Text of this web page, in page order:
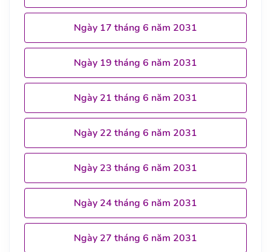
Ngày 17 tháng 6 năm 2031
Ngày 19 tháng 6 năm 2031
Ngày 21 tháng 6 năm 2031
Ngày 22 tháng 6 năm 2031
Ngày 23 tháng 6 năm 2031
Ngày 24 tháng 6 năm 2031
Ngày 27 tháng 6 năm 2031